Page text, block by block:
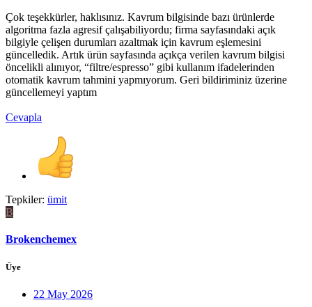
Çok teşekkürler, haklısınız. Kavrum bilgisinde bazı ürünlerde
algoritma fazla agresif çalışabiliyordu; firma sayfasındaki açık
bilgiyle çelişen durumları azaltmak için kavrum eşlemesini
güncelledik. Artık ürün sayfasında açıkça verilen kavrum bilgisi
öncelikli alınıyor, “filtre/espresso” gibi kullanım ifadelerinden
otomatik kavrum tahmini yapmıyorum. Geri bildiriminiz üzerine
güncellemeyi yaptım
Cevapla
Tepkiler: ümit
B
Brokenchemex
Üye
22 May 2026